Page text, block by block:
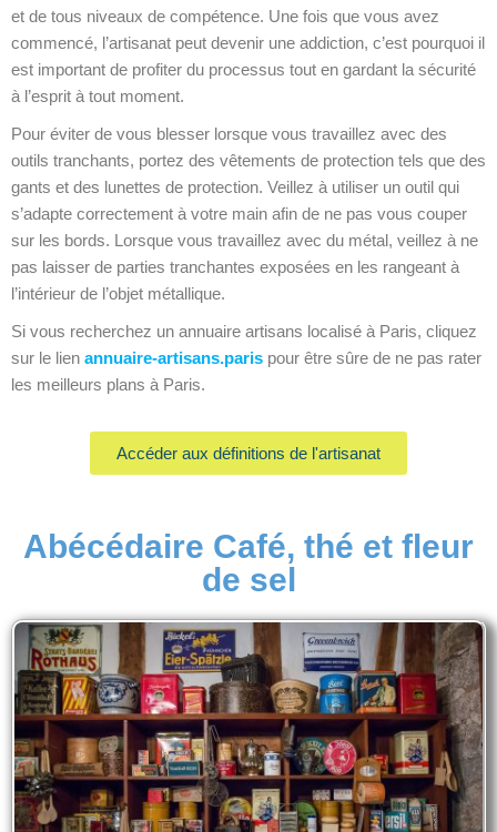
et de tous niveaux de compétence. Une fois que vous avez
commencé, l’artisanat peut devenir une addiction, c’est pourquoi il
est important de profiter du processus tout en gardant la sécurité
à l’esprit à tout moment.
Pour éviter de vous blesser lorsque vous travaillez avec des
outils tranchants, portez des vêtements de protection tels que des
gants et des lunettes de protection. Veillez à utiliser un outil qui
s’adapte correctement à votre main afin de ne pas vous couper
sur les bords. Lorsque vous travaillez avec du métal, veillez à ne
pas laisser de parties tranchantes exposées en les rangeant à
l’intérieur de l’objet métallique.
Si vous recherchez un annuaire artisans localisé à Paris, cliquez
sur le lien annuaire-artisans.paris pour être sûre de ne pas rater
les meilleurs plans à Paris.
Accéder aux définitions de l'artisanat
Abécédaire Café, thé et fleur
de sel